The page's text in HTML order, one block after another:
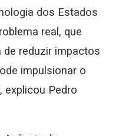
dos Estados
real, que
de reduzir impactos
impulsionar o
explicou Pedro